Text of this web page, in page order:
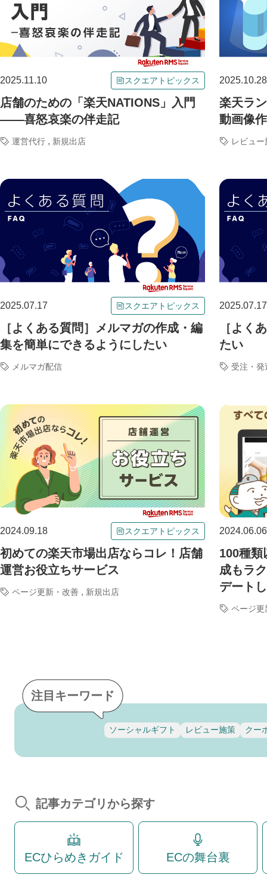
2025.11.10 スクエアトピックス
店舗のための「楽天NATIONS」入門
――喜怒哀楽の伴走記
運営代行 , 新規出店
2025.10.28
楽天ラ
動画像
レビュー
2025.07.17 スクエアトピックス
［よくある質問］メルマガの作成・編
集を簡単にできるようにしたい
メルマガ配信
2025.07.17
［よく
たい
受注・発
2024.09.18 スクエアトピックス
初めての楽天市場出店ならコレ！店舗
運営お役立ちサービス
ページ更新・改善 , 新規出店
2024.06.06
100種類
成もラ
デート
ページ更
注目キーワード
ソーシャルギフト レビュー施策 クー
記事カテゴリから探す
ECひらめきガイド ECの舞台裏